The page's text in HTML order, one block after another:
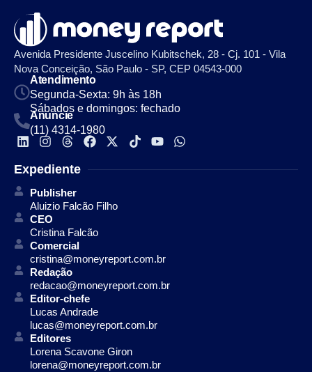
Avenida Presidente Juscelino Kubitschek, 28 - Cj. 101 - Vila
Nova Conceição, São Paulo - SP, CEP 04543-000
Atendimento
Segunda-Sexta: 9h às 18h
Sábados e domingos: fechado
Anuncie
(11) 4314-1980
Expediente
Publisher
Aluizio Falcão Filho
CEO
Cristina Falcão
Comercial
cristina@moneyreport.com.br
Redação
redacao@moneyreport.com.br
Editor-chefe
Lucas Andrade
lucas@moneyreport.com.br
Editores
Lorena Scavone Giron
lorena@moneyreport.com.br